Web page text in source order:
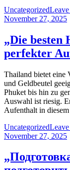
Uncategorized
November 27, 2025
„Die
perfekter
Thailand bietet eine
und Geldbeutel
Phuket bis hin zu
Auswahl ist riesig.
Aufenthalt in
Uncategorized
November 27, 2025